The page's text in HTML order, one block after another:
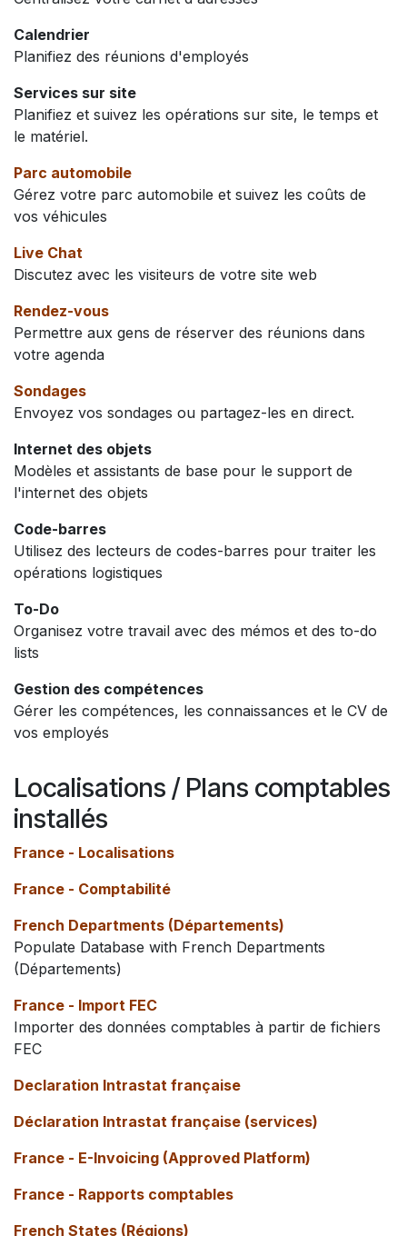
Calendrier
Planifiez des réunions d'employés
Services sur site
Planifiez et suivez les opérations sur site, le temps et
le matériel.
Parc automobile
Gérez votre parc automobile et suivez les coûts de
vos véhicules
Live Chat
Discutez avec les visiteurs de votre site web
Rendez-vous
Permettre aux gens de réserver des réunions dans
votre agenda
Sondages
Envoyez vos sondages ou partagez-les en direct.
Internet des objets
Modèles et assistants de base pour le support de
l'internet des objets
Code-barres
Utilisez des lecteurs de codes-barres pour traiter les
opérations logistiques
To-Do
Organisez votre travail avec des mémos et des to-do
lists
Gestion des compétences
Gérer les compétences, les connaissances et le CV de
vos employés
Localisations / Plans comptables
installés
France - Localisations
France - Comptabilité
French Departments (Départements)
Populate Database with French Departments
(Départements)
France - Import FEC
Importer des données comptables à partir de fichiers
FEC
Declaration Intrastat française
Déclaration Intrastat française (services)
France - E-Invoicing (Approved Platform)
France - Rapports comptables
French States (Régions)